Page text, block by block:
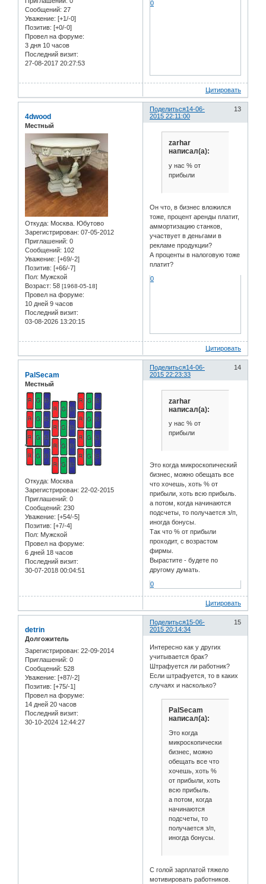
Сообщений: 27
Уважение: [+1/-0]
Позитив: [+0/-0]
Провел на форуме:
3 дня 10 часов
Последний визит:
27-08-2017 20:27:53
0
Цитировать
Поделиться 13
14-06-
2015 22:11:00
4dwood
Местный
Откуда: Москва. Юбутово
Зарегистрирован: 07-05-2012
Приглашений: 0
Сообщений: 102
Уважение: [+69/-2]
Позитив: [+66/-7]
Пол: Мужской
Возраст: 58 [1968-05-18]
Провел на форуме:
10 дней 9 часов
Последний визит:
03-08-2026 13:20:15
zarhar
написал(а):
у нас % от
прибыли
Он что, в бизнес вложился
тоже, процент аренды платит,
аммортизацию станков,
участвует в деньгами в
рекламе продукции?
А проценты в налоговую тоже
платит?
0
Цитировать
Поделиться 14
14-06-
2015 22:23:33
PalSecam
Местный
Откуда: Москва
Зарегистрирован: 22-02-2015
Приглашений: 0
Сообщений: 230
Уважение: [+54/-5]
Позитив: [+7/-4]
Пол: Мужской
Провел на форуме:
6 дней 18 часов
Последний визит:
30-07-2018 00:04:51
zarhar
написал(а):
у нас % от
прибыли
Это когда микроскопический
бизнес, можно обещать все
что хочешь, хоть % от
прибыли, хоть всю прибыль.
а потом, когда начинаются
подсчеты, то получается з/п,
иногда бонусы.
Так что % от прибыли
проходит, с возрастом
фирмы.
Вырастите - будете по
другому думать.
0
Цитировать
Поделиться 15
15-06-
2015 20:14:34
detrin
Долгожитель
Зарегистрирован: 22-09-2014
Приглашений: 0
Сообщений: 528
Уважение: [+87/-2]
Позитив: [+75/-1]
Провел на форуме:
14 дней 20 часов
Последний визит:
30-10-2024 12:44:27
Интересно как у других
учитывается брак?
Штрафуется ли работник?
Если штрафуется, то в каких
случаях и насколько?
PalSecam
написал(а):
Это когда
микроскопический
бизнес, можно
обещать все что
хочешь, хоть %
от прибыли, хоть
всю прибыль.
а потом, когда
начинаются
подсчеты, то
получается з/п,
иногда бонусы.
С голой зарплатой тяжело
мотивировать работников.